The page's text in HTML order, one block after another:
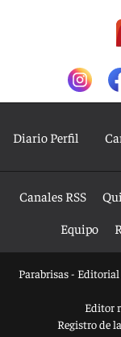
Diario Perfil
Canales RSS
Equipo
Parabrisas - Editorial
Editor
Registro de